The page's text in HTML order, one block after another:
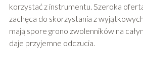
korzystać z instrumentu. Szeroka
zachęca do skorzystania z
mają spore grono zwolenników na
daje przyjemne odczucia.